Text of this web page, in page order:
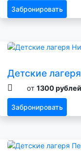
Забронировать
Детские
от 1300 рублей
Забронировать